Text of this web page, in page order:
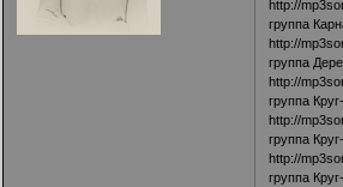
http://
группа
http://
группа
http://
группа
http://
группа
http://
группа